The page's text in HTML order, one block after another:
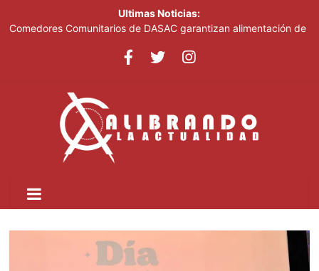
Ultimas Noticias:
Comedores Comunitarios de DASAC garantizan alimentación de
Centroamericanos y del Caribe Santo Domingo 2026
Senado de EE. UU. aprueba nuevo paquete de sanciones a
Italia dice que no acepta ultimátums y mantendrá la suspensión
del Schengen con España
Fransheska Matías gana dos plata en el torneo de pesas de los